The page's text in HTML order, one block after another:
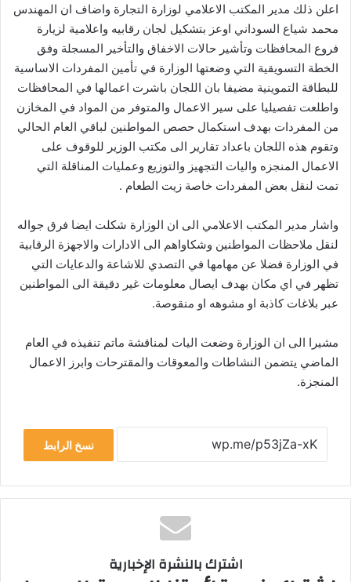
اعلن ذلك مدير المكتب الاعلامي لوزارة التجارة واضاف ان المهندس
محمد شياع السوداني اوعز بتشكيل لجان رقابيه واعلامية لزيارة
فروع المحافظات وتأشير حالات الاخفاق والتأخير المسجلة وفق
الخطة التسويقية التي وضعتها الوزارة في تأمين المفردات الاساسية
للبطاقة التموينية مضيفا بان اللجان باشرت اعمالها في المحافظات
واطلعت تفصيليا على سير الاعمال والمتوفر من المواد في المخازن
من المفردات بهدف استكمال حصص المواطنين لباقي العام الحالي
وتقوم هذه اللجان باعداد تقارير الى مكتب الوزير للوقوف على
الاعمال المنجزه واليات التجهيز والتوزيع وعمليات المناقلة التي
تمت لنقل بعض المفردات خاصة زيت الطعام .
واشار مدير المكتب الاعلامي الى ان الوزارة شكلت ايضا فرق جواله
لنقل ملاحظات المواطنين وشكاواهم الى الادارات والاجهزة الرقابية
في الوزارة فضلا عن مهامها في التصدي للاشاعة والدعايات التي
تظهر في اي مكان بهدف ايصال معلومات غير دقيقة الى المواطنين
عبر بلاغات كاذبة او مشوهه او منقوصة.
مشيرا الى ان الوزارة وضعت اليات لمناقشة ماتم تنفيذه في العام
الماضي يتضمن النشاطات والمعوقات والمقترحات وابرز الاعمال
المنجزة.
نسخ الرابط
اشترك بالنشرة الإخبارية